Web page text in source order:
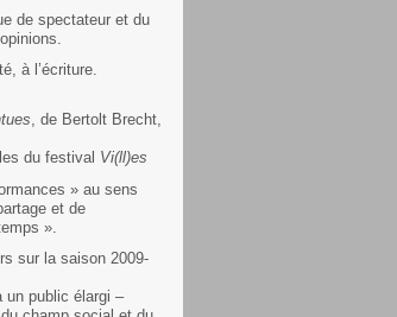
de spectateur et du
à l’écriture.
, de Bertolt Brecht,
du festival Vi(ll)es
» au sens
et de
».
sur la saison 2009-
un public élargi –